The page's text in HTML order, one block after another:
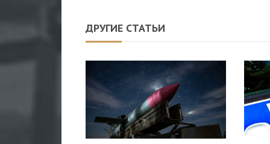
ДРУГИЕ СТАТЬИ